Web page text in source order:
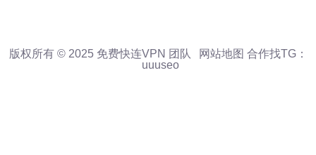
版权所有 © 2025 免费快连VPN 团队 网站地图 合作找TG：
uuuseo